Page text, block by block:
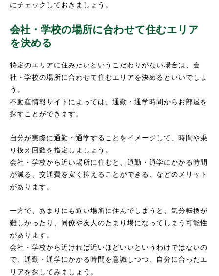
にチェックしておきましょう。
会社・学校の場所に合わせて住むエリア
を決める
特定のエリアに住みたいというこだわりがない場合は、会
社・学校の場所に合わせて住むエリアを決めるといいでしょ
う。
不動産情報サイトによっては、通勤・通学時間からお部屋を
探すことができます。
自分が実際に通勤・通学することをイメージして、時間や乗
り換え回数を指定しましょう。
会社・学校から近い場所に住むと、通勤・通学にかかる時間
が減る、交通費を安く抑えることができる、などのメリット
があります。
一方で、あまりにも近い場所に住んでしまうと、気分転換が
難しかったり、同僚や友人のたまり場になってしまう可能性
があります。
会社・学校から近ければ近いほどいいというわけではないの
で、通勤・通学にかかる時間を意識しつつ、自分に合ったエ
リアを探してみましょう。